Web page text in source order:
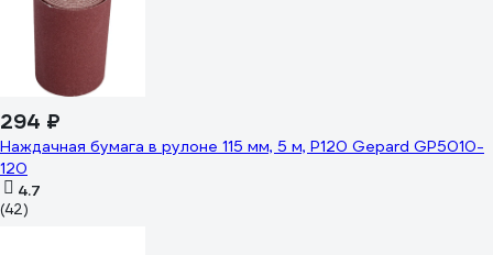
294 ₽
Наждачная бумага в рулоне 115 мм, 5 м, Р120 Gepard GP5010-
120
4.7
(42)